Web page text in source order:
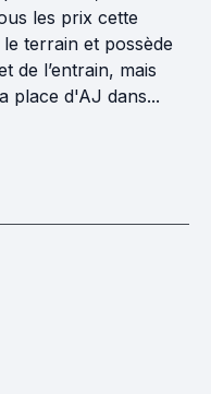
les prix cette
terrain et possède
de l’entrain, mais
place d'AJ dans...